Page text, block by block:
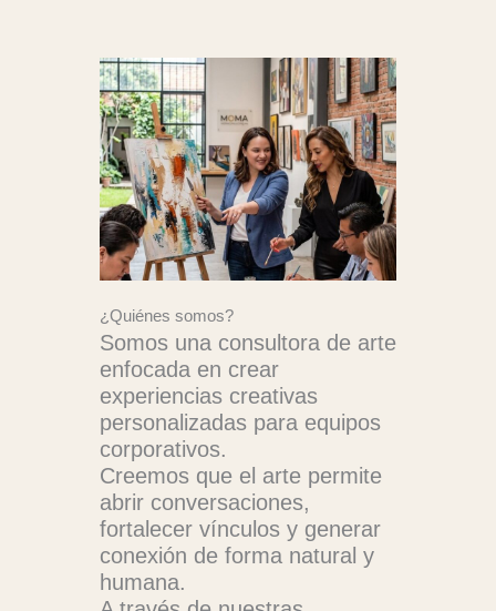
¿Quiénes somos?
Somos una consultora de arte
enfocada en crear
experiencias creativas
personalizadas para equipos
corporativos.
Creemos que el arte permite
abrir conversaciones,
fortalecer vínculos y generar
conexión de forma natural y
humana.